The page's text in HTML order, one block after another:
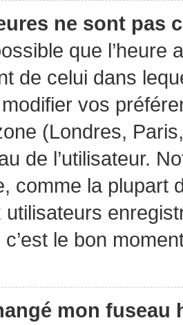
ne sont pas
que l’heure
de celui dans
vos
(Londres,
de l’utilisateur.
comme la plupart
utilisateurs
c’est le bon
mon fuseau